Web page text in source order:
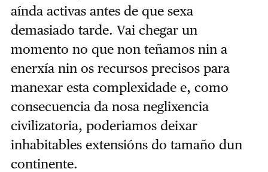
aínda activas antes de que sexa
demasiado tarde. Vai chegar un
momento no que non teñamos nin a
enerxía nin os recursos precisos para
manexar esta complexidade e, como
consecuencia da nosa neglixencia
civilizatoria, poderiamos deixar
inhabitables extensións do tamaño dun
continente.